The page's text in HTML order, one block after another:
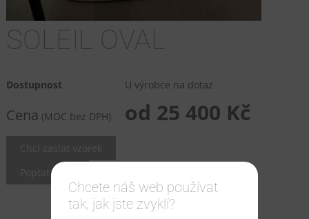
SOLEIL OVAL
Dostupnost U výrobce na dotaz
Cena (MOC bez DPH) od 25 400 Kč
Poptat cenu
Chcete náš web používat
tak, jak jste zvyklí?